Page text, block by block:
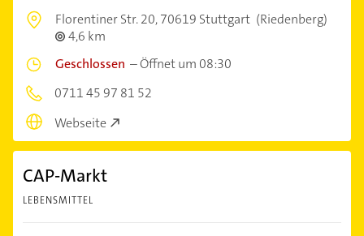
Florentiner Str. 20,70619 Stuttgart (Riedenberg)
4,6 km
Geschlossen –Öffnet um 08:30
0711 45 97 81 52
Webseite
CAP-Markt
LEBENSMITTEL